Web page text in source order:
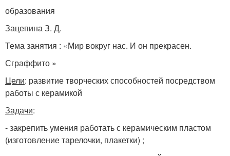
образования
Зацепина З. Д.
Тема занятия : «Мир вокруг нас. И он прекрасен.
Сграффито »
Цели: развитие творческих способностей посредством
работы с керамикой
Задачи:
- закрепить умения работать с керамическим пластом
(изготовление тарелочки, плакетки) ;